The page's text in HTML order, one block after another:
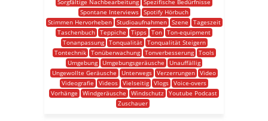
Sorgfältige Nachbearbeitung Spezifische Bedürfnisse
Spontane Interviews
Spotify Hörbuch
Stimmen Hervorheben
Studioaufnahmen Szene
Tageszeit
Taschenbuch Teppiche Tipps Ton Ton-equipment
Tonanpassung
Tonqualität
Tonqualität Steigern
Tontechnik
Tonüberwachung Tonverbesserung
Tools
Umgebung
Umgebungsgeräusche
Unauffällig
Ungewollte Geräusche
Unterwegs Verzerrungen Video
Videografie
Videos Vielseitig Vlogs Voice-overs
Vorhänge
Windgeräusche Windschutz Youtube Podcast
Zuschauer